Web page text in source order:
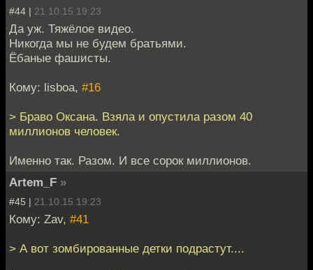
#44 | 21.10.15 19:23
Да уж. Тяжёлое видео.
Никогда мы не будем братьями.
Ёбаные фашисты.
Кому: lisboa, #16
> Браво Оксана. Взяла и опустила разом 40
миллионов человек.
Именно так. Разом. И все сорок миллионов.
Artem_F »
#45 | 21.10.15 19:23
Кому: Zav, #41
> А вот зомбированные детки подрастут....